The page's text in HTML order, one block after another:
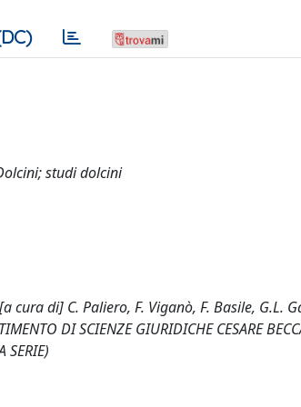
studi dolcini
di] C. Paliero, F. Viganò, F. Basile, G.L.
DI SCIENZE GIURIDICHE CESARE
SERIE)